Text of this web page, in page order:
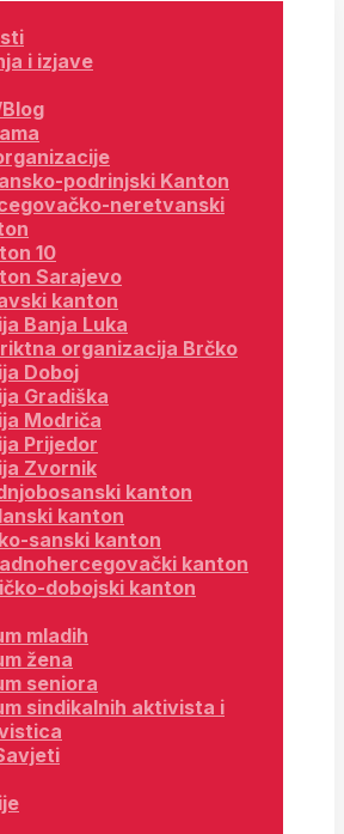
i izjave
podrinjski Kanton
neretvanski
10
Sarajevo
kanton
Banja Luka
organizacija Brčko
Doboj
Gradiška
Modriča
Prijedor
Zvornik
kanton
kanton
sanski kanton
kanton
dobojski kanton
mladih
žena
seniora
sindikalnih aktivista i